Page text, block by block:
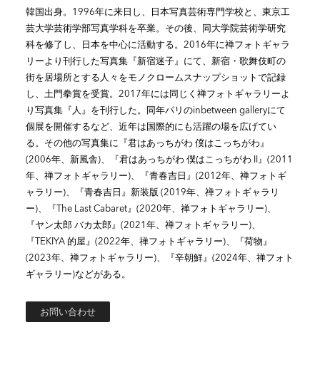
韓国出身。1996年に来日し、日本写真芸術専門学校と、東京工
芸大学芸術学部写真学科を卒業。その後、同大学院芸術学研究
科を修了し、日本を中心に活動する。2016年に禅フォトギャラ
リーより刊行した写真集『新宿迷子』にて、新宿・歌舞伎町の
街を居場所とする人々をモノクロームスナップショットで記録
し、土門拳賞を受賞。2017年には同じく禅フォトギャラリーよ
り写真集『人』を刊行した。同年パリのinbetween galleryにて
個展を開催するなど、近年は国際的にも活躍の場を広げてい
る。その他の写真集に『君はあっちがわ 僕はこっちがわ』
(2006年、新風舎)、『君はあっちがわ 僕はこっちがわ II』(2011
年、禅フォトギャラリー)、『青春吉日』(2012年、禅フォトギ
ャラリー)、『青春吉日』新装版 (2019年、禅フォトギャラリ
ー)、『The Last Cabaret』(2020年、禅フォトギャラリー)、
『ヤン太郎 バカ太郎』(2021年、禅フォトギャラリー)、
『TEKIYA 的屋』(2022年、禅フォトギャラリー)、『荷物』
(2023年、禅フォトギャラリー)、『辛朝鮮』(2024年、禅フォト
ギャラリー)などがある。
お問い合わせ